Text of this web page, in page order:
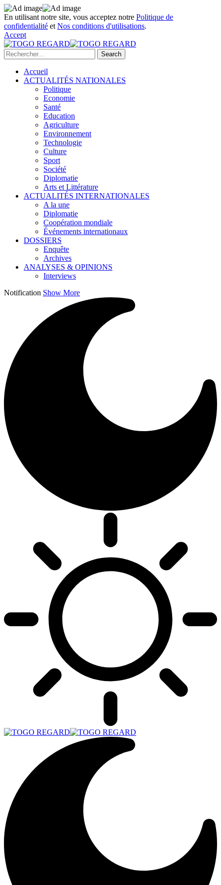
En utilisant notre site, vous acceptez notre Politique de
confidentialité et Nos conditions d'utilisations.
Accept
Accueil
ACTUALITÉS NATIONALES
Politique
Economie
Santé
Education
Agriculture
Environnement
Technologie
Culture
Sport
Société
Diplomatie
Arts et Littérature
ACTUALITÉS INTERNATIONALES
A la une
Diplomatie
Coopération mondiale
Événements internationaux
DOSSIERS
Enquête
Archives
ANALYSES & OPINIONS
Interviews
Notification Show More